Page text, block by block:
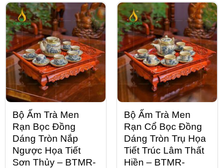
Bộ Ấm Trà Men
Rạn Bọc Đồng
Dáng Tròn Nắp
Ngược Họa Tiết
Sơn Thủy – BTMR-
Bộ Ấm Trà Men
Rạn Cổ Bọc Đồng
Dáng Tròn Trụ Họa
Tiết Trúc Lâm Thất
Hiền – BTMR-